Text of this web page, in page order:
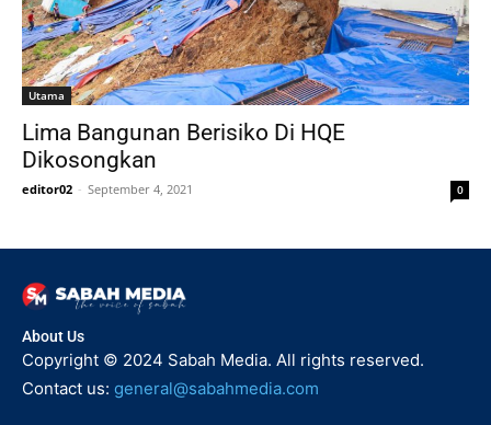
Utama
Lima Bangunan Berisiko Di HQE
Dikosongkan
editor02 - September 4, 2021 0
About Us
Copyright © 2024 Sabah Media. All rights reserved.
Contact us: general@sabahmedia.com